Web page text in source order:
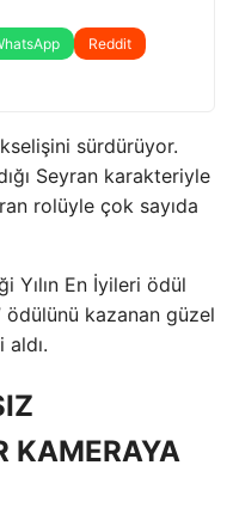
Reddit
sürdürüyor.
Seyran karakteriyle
rolüyle çok sayıda
Yılın En İyileri ödül
ödülünü kazanan güzel
KAMERAYA